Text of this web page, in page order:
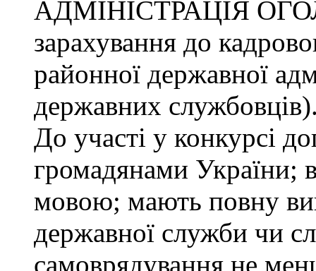
АДМІНІСТРАЦІЯ
зарахування до
районної державної
державних
До участі у конкурсі
громадянами України;
мовою; мають повну
державної служби чи
самоврядування не